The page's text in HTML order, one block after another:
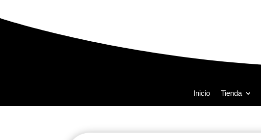
Inicio Tienda